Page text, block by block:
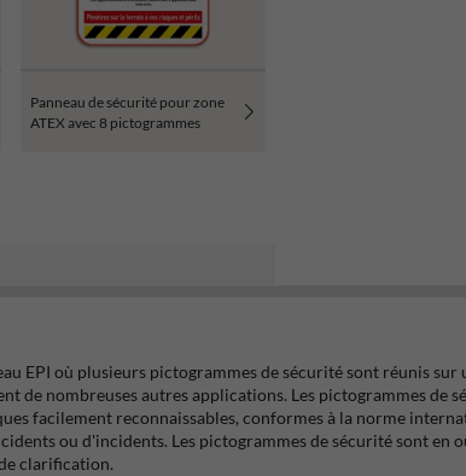
Panneau de sécurité pour zone
ATEX avec 8 pictogrammes
EPI où plusieurs pictogrammes de sécurité sont réunis
de nombreuses autres applications. Les pictogrammes de
facilement reconnaissables, conformes à la norme
ou d'incidents. Les pictogrammes de sécurité sont
clarification.